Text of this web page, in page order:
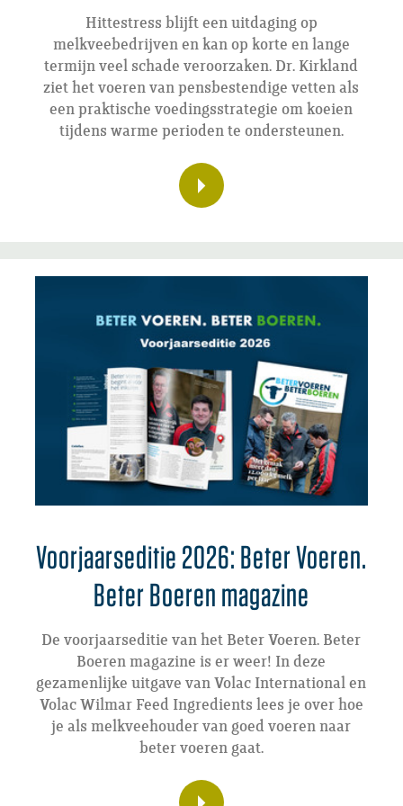
Hittestress blijft een uitdaging op
melkveebedrijven en kan op korte en lange
termijn veel schade veroorzaken. Dr. Kirkland
ziet het voeren van pensbestendige vetten als
een praktische voedingsstrategie om koeien
tijdens warme perioden te ondersteunen.
Voorjaarseditie 2026: Beter Voeren.
Beter Boeren magazine
De voorjaarseditie van het Beter Voeren. Beter
Boeren magazine is er weer! In deze
gezamenlijke uitgave van Volac International en
Volac Wilmar Feed Ingredients lees je over hoe
je als melkveehouder van goed voeren naar
beter voeren gaat.